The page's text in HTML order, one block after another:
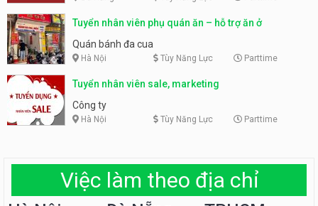
Tuyển nhân viên phụ quán ăn – hỗ trợ ăn ở
Quán bánh đa cua
Hà Nội Tùy Năng Lực Parttime
Tuyển nhân viên sale, marketing
Công ty
Hà Nội Tùy Năng Lực Parttime
Việc làm theo địa chỉ